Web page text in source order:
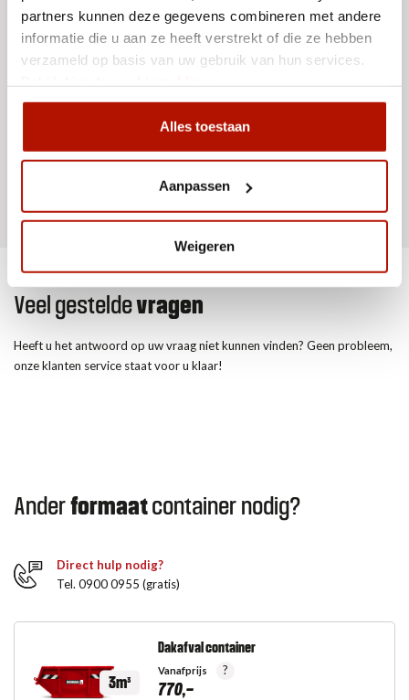
partners kunnen deze gegevens combineren met andere
informatie die u aan ze heeft verstrekt of die ze hebben
verzameld op basis van uw gebruik van hun services.
Alles toestaan
Aanpassen
Weigeren
Dit mag niet;
Grond
Veel gesteldevragen
Heeft u het antwoord op uw vraag niet kunnen vinden? Geen probleem,
onze klanten service staat voor u klaar!
Anderformaatcontainer nodig?
Direct hulp nodig?
Tel. 0900 0955 (gratis)
3m³
Dakafval container
Vanafprijs ?
770,-